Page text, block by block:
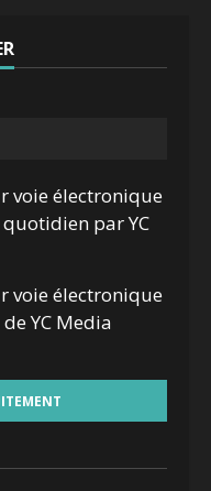
voie électronique
par YC
voie électronique
YC Media